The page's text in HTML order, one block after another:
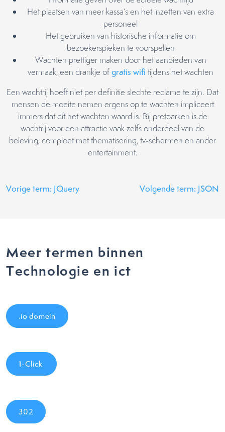
Het plaatsen van meer kassa’s en het inzetten van extra
personeel
Het gebruiken van historische informatie om
bezoekerspieken te voorspellen
Wachten prettiger maken door het aanbieden van
vermaak, een drankje ofgratis wifi tijdens het wachten
Een wachtrij hoeft niet per definitie slechte reclame te zijn. Dat
mensen de moeite nemen ergens op te wachten impliceert
immers dat dit het wachten waard is. Bij pretparken is de
wachtrij voor een attractie vaak zelfs onderdeel van de
beleving, compleet met thematisering, tv-schermen en ander
entertainment.
Vorige term: JQuery Volgende term: JSON
Meer termen binnen
Technologie en ict
.io domein
1-Click
302